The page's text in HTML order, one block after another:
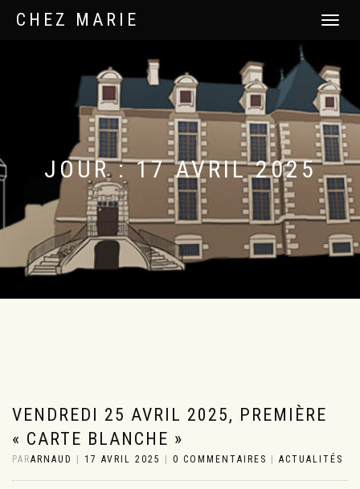
CHEZ MARIE
DÉPLIER
JOUR :17 AVRIL 2025
VENDREDI 25 AVRIL 2025, PREMIÈRE
« CARTE BLANCHE »
PARARNAUD 17 AVRIL 2025 0 COMMENTAIRES ACTUALITÉS